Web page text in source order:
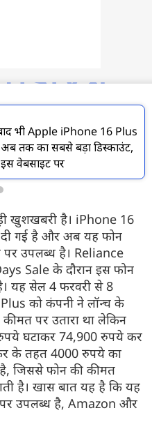
भी Apple iPhone 16 Plus
अब तक का सबसे बड़ा डिस्काउंट,
वेबसाइट पर
खुशखबरी है। iPhone 16
गई है और अब यह फोन
उपलब्ध है। Reliance
Sale के दौरान इस फोन
यह सेल 4 फरवरी से 8
को कंपनी ने लॉन्च के
पर उतारा था लेकिन
घटाकर 74,900 रुपये कर
के तहत 4000 रुपये का
है, जिससे फोन की कीमत
है। खास बात यह है कि यह
पर उपलब्ध है, Amazon और